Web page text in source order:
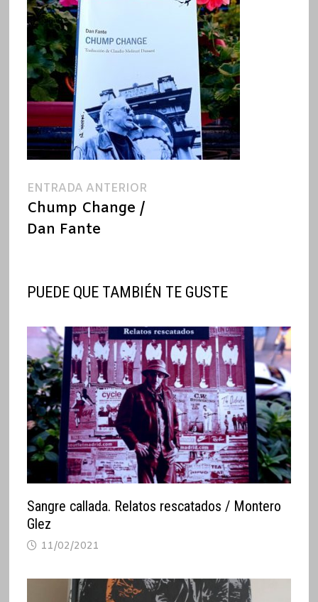
Navegación
de
ENTRADA ANTERIOREntrada
Chump Change /
Dan Fante
PUEDE QUE TAMBIÉN TE GUSTE
Sangre callada. Relatos rescatados / Montero
Glez
11/02/2021